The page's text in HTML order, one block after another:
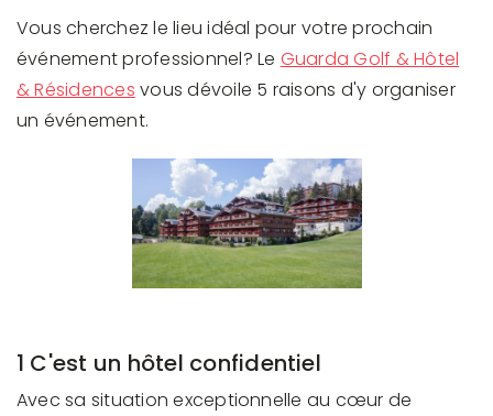
Vous cherchez le lieu idéal pour votre prochain
événement professionnel? Le Guarda Golf & Hôtel
& Résidences vous dévoile 5 raisons d'y organiser
un événement.
1 C'est un hôtel confidentiel
Avec sa situation exceptionnelle au cœur de